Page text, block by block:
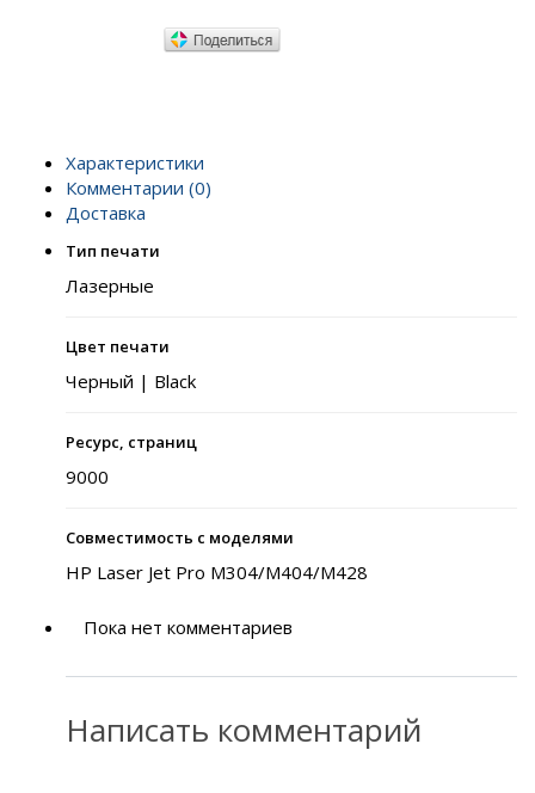
Характеристики
Комментарии (0)
Доставка
Тип печати
Лазерные
Цвет печати
Черный | Black
Ресурс, страниц
9000
Совместимость с моделями
HP Laser Jet Pro M304/M404/M428
Пока нет комментариев
Написать комментарий